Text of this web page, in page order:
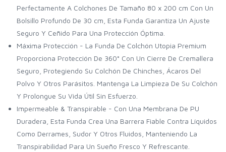
Perfectamente A Colchones De Tamaño 80 x 200 cm Con Un
Bolsillo Profundo De 30 cm, Esta Funda Garantiza Un Ajuste
Seguro Y Ceñido Para Una Protección Óptima.
Máxima Protección - La Funda De Colchón Utopia Premium
Proporciona Protección De 360° Con Un Cierre De Cremallera
Seguro, Protegiendo Su Colchón De Chinches, Ácaros Del
Polvo Y Otros Parásitos. Mantenga La Limpieza De Su Colchón
Y Prolongue Su Vida Útil Sin Esfuerzo.
Impermeable & Transpirable - Con Una Membrana De PU
Duradera, Esta Funda Crea Una Barrera Fiable Contra Líquidos
Como Derrames, Sudor Y Otros Fluidos, Manteniendo La
Transpirabilidad Para Un Sueño Fresco Y Refrescante.